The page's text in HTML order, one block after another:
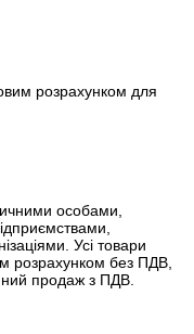
розрахунком для
особами,
Усі товари
розрахунком без ПДВ,
продаж з ПДВ.